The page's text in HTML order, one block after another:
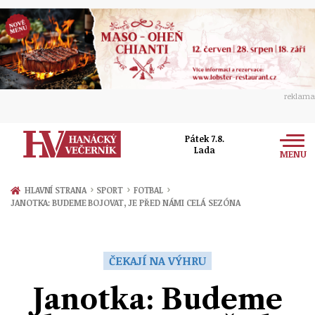
reklama
Pátek 7.8.
Lada
MENU
Zprávy
Přerov
Ekonomika
Ženy
Sport
HLAVNÍ STRANA › SPORT › FOTBAL ›
JANOTKA: BUDEME BOJOVAT, JE PŘED NÁMI CELÁ SEZÓNA
ČEKAJÍ NA VÝHRU
Janotka: Budeme